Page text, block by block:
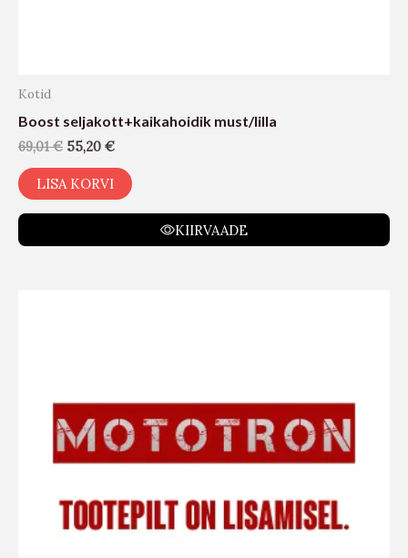
Kotid
Boost seljakott+kaikahoidik must/lilla
69,01€ 55,20 €
LISA KORVI
KIIRVAADE